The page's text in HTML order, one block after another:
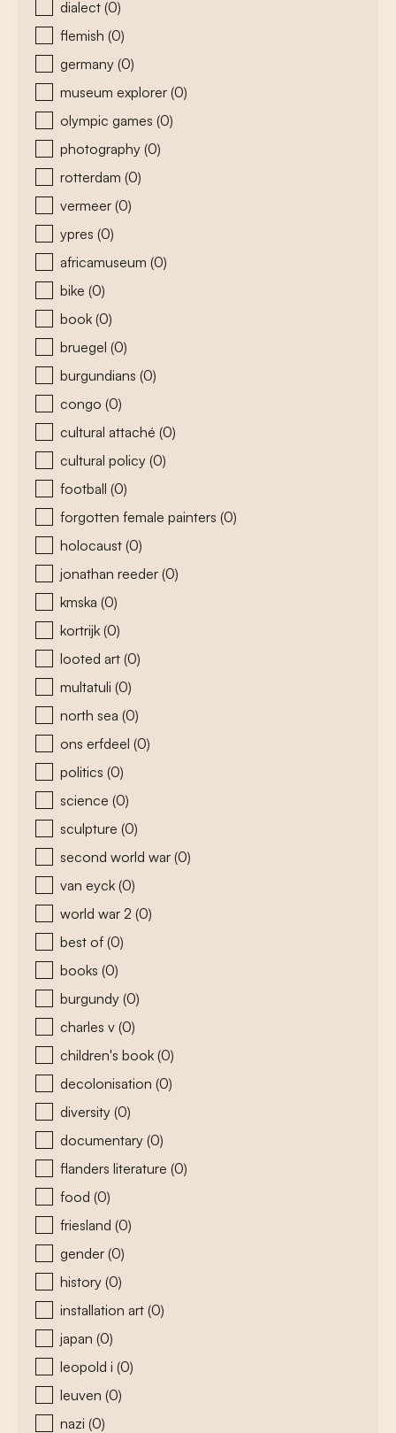
dialect (0)
flemish (0)
germany (0)
museum explorer (0)
olympic games (0)
photography (0)
rotterdam (0)
vermeer (0)
ypres (0)
africamuseum (0)
bike (0)
book (0)
bruegel (0)
burgundians (0)
congo (0)
cultural attaché (0)
cultural policy (0)
football (0)
forgotten female painters (0)
holocaust (0)
jonathan reeder (0)
kmska (0)
kortrijk (0)
looted art (0)
multatuli (0)
north sea (0)
ons erfdeel (0)
politics (0)
science (0)
sculpture (0)
second world war (0)
van eyck (0)
world war 2 (0)
best of (0)
books (0)
burgundy (0)
charles v (0)
children's book (0)
decolonisation (0)
diversity (0)
documentary (0)
flanders literature (0)
food (0)
friesland (0)
gender (0)
history (0)
installation art (0)
japan (0)
leopold i (0)
leuven (0)
nazi (0)